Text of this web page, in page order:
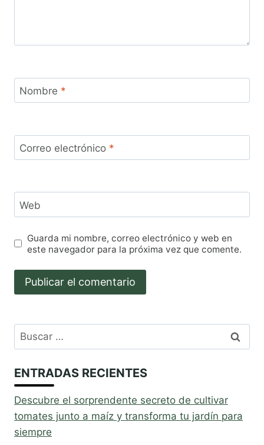
Nombre *
Correo electrónico *
Web
Guarda mi nombre, correo electrónico y web en
este navegador para la próxima vez que comente.
Buscar:
ENTRADAS RECIENTES
Descubre el sorprendente secreto de cultivar
tomates junto a maíz y transforma tu jardín para
siempre